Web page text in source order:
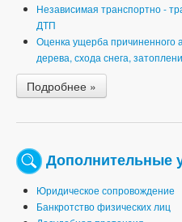
Независимая транспортно -
ДТП
Оценка ущерба причиненного
дерева, схода снега,
Подробнее »
Дополнительные
Юридическое сопровождение
Банкротство физических лиц